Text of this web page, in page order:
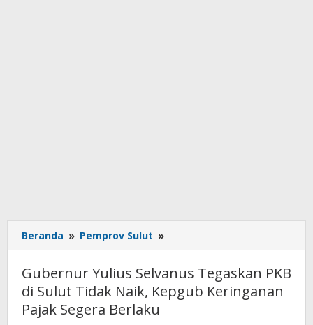
Beranda » Pemprov Sulut »
Yulius
Tegaskan
PKB
Gubernur Yulius Selvanus Tegaskan PKB
di Sulut Tidak Naik, Kepgub Keringanan
Pajak Segera Berlaku